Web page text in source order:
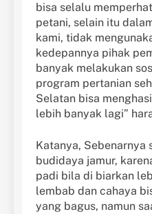
bisa selalu
petani, selain itu
kami, tidak
kedepannya pihak
banyak melakukan
program pertanian
Selatan bisa
lebih banyak lagi”
Katanya, Sebenarnya
budidaya jamur,
padi bila di biarkan
lembab dan cahaya
yang bagus, namun